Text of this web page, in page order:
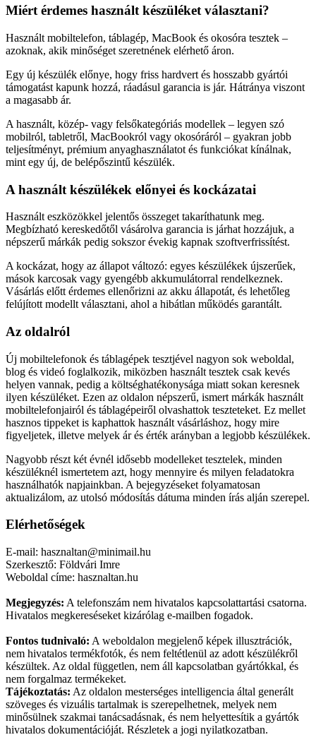
Miért érdemes használt készüléket választani?
Használt mobiltelefon, táblagép, MacBook és okosóra tesztek –
azoknak, akik minőséget szeretnének elérhető áron.
Egy új készülék előnye, hogy friss hardvert és hosszabb gyártói
támogatást kapunk hozzá, ráadásul garancia is jár. Hátránya viszont
a magasabb ár.
A használt, közép- vagy felsőkategóriás modellek – legyen szó
mobilról, tabletről, MacBookról vagy okosóráról – gyakran jobb
teljesítményt, prémium anyaghasználatot és funkciókat kínálnak,
mint egy új, de belépőszintű készülék.
A használt készülékek előnyei és kockázatai
Használt eszközökkel jelentős összeget takaríthatunk meg.
Megbízható kereskedőtől vásárolva garancia is járhat hozzájuk, a
népszerű márkák pedig sokszor évekig kapnak szoftverfrissítést.
A kockázat, hogy az állapot változó: egyes készülékek újszerűek,
mások karcosak vagy gyengébb akkumulátorral rendelkeznek.
Vásárlás előtt érdemes ellenőrizni az akku állapotát, és lehetőleg
felújított modellt választani, ahol a hibátlan működés garantált.
Az oldalról
Új mobiltelefonok és táblagépek tesztjével nagyon sok weboldal,
blog és videó foglalkozik, miközben használt tesztek csak kevés
helyen vannak, pedig a költséghatékonysága miatt sokan keresnek
ilyen készüléket. Ezen az oldalon népszerű, ismert márkák használt
mobiltelefonjairól és táblagépeiről olvashattok teszteteket. Ez mellet
hasznos tippeket is kaphattok használt vásárláshoz, hogy mire
figyeljetek, illetve melyek ár és érték arányban a legjobb készülékek.
Nagyobb részt két évnél idősebb modelleket tesztelek, minden
készüléknél ismertetem azt, hogy mennyire és milyen feladatokra
használhatók napjainkban. A bejegyzéseket folyamatosan
aktualizálom, az utolsó módosítás dátuma minden írás alján szerepel.
Elérhetőségek
E-mail: hasznaltan@minimail.hu
Szerkesztő: Földvári Imre
Weboldal címe: hasznaltan.hu
Megjegyzés: A telefonszám nem hivatalos kapcsolattartási csatorna.
Hivatalos megkereséseket kizárólag e-mailben fogadok.
Fontos tudnivaló: A weboldalon megjelenő képek illusztrációk,
nem hivatalos termékfotók, és nem feltétlenül az adott készülékről
készültek. Az oldal független, nem áll kapcsolatban gyártókkal, és
nem forgalmaz termékeket.
Tájékoztatás: Az oldalon mesterséges intelligencia által generált
szöveges és vizuális tartalmak is szerepelhetnek, melyek nem
minősülnek szakmai tanácsadásnak, és nem helyettesítik a gyártók
hivatalos dokumentációját. Részletek a jogi nyilatkozatban.